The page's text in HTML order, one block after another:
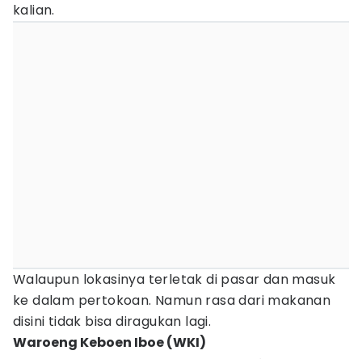
kalian.
Walaupun lokasinya terletak di pasar dan masuk
ke dalam pertokoan. Namun rasa dari makanan
disini tidak bisa diragukan lagi.
Waroeng Keboen Iboe (WKI)